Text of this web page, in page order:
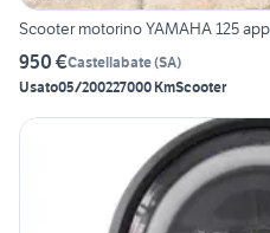
Scooter
950 €Castellabate(SA)
Usato05/200227000 KmScooter